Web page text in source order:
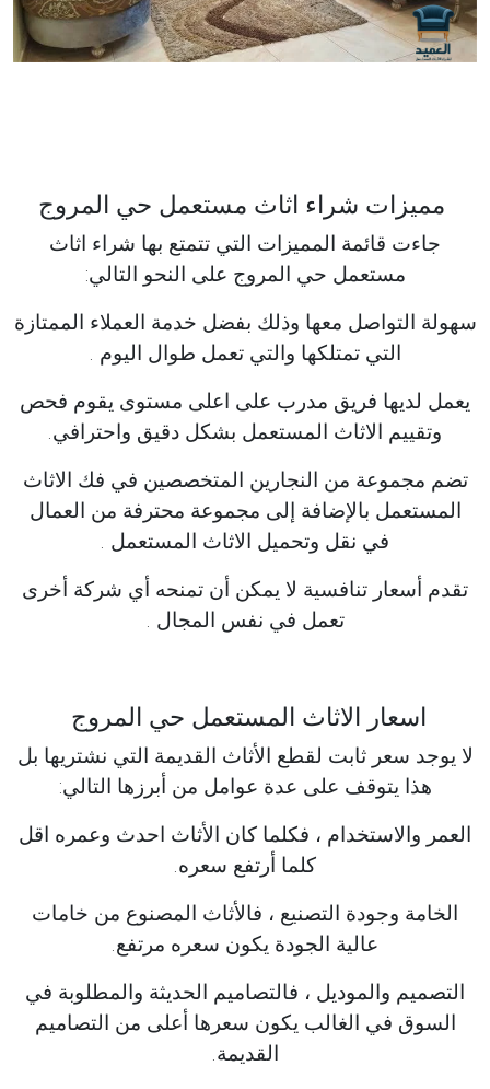
مميزات شراء اثاث مستعمل حي المروج
جاءت قائمة المميزات التي تتمتع بها شراء اثاث
مستعمل حي المروج على النحو التالي:
سهولة التواصل معها وذلك بفضل خدمة العملاء الممتازة
التي تمتلكها والتي تعمل طوال اليوم .
يعمل لديها فريق مدرب على اعلى مستوى يقوم فحص
وتقييم الاثاث المستعمل بشكل دقيق واحترافي.
تضم مجموعة من النجارين المتخصصين في فك الاثاث
المستعمل بالإضافة إلى مجموعة محترفة من العمال
في نقل وتحميل الاثاث المستعمل .
تقدم أسعار تنافسية لا يمكن أن تمنحه أي شركة أخرى
تعمل في نفس المجال .
اسعار الاثاث المستعمل حي المروج
لا يوجد سعر ثابت لقطع الأثاث القديمة التي نشتريها بل
هذا يتوقف على عدة عوامل من أبرزها التالي:
العمر والاستخدام ، فكلما كان الأثاث احدث وعمره اقل
كلما أرتفع سعره.
الخامة وجودة التصنيع ، فالأثاث المصنوع من خامات
عالية الجودة يكون سعره مرتفع.
التصميم والموديل ، فالتصاميم الحديثة والمطلوبة في
السوق في الغالب يكون سعرها أعلى من التصاميم
القديمة.